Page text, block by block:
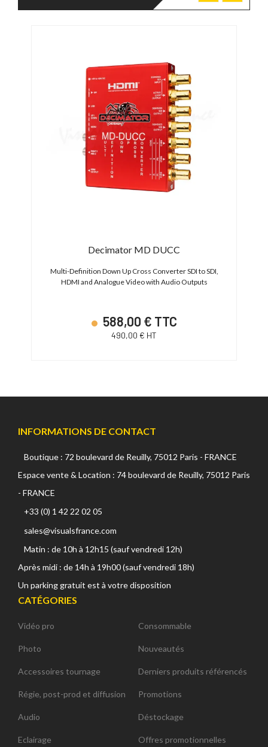
Decimator MD DUCC
Multi-Definition Down Up Cross Converter SDI to SDI,
HDMI and Analogue Video with Audio Outputs
588,00 € TTC
490,00 € HT
INFORMATIONS DE CONTACT
Boutique : 72 boulevard de Reuilly, 75012 Paris - FRANCE
Espace vente & Location : 74 boulevard de Reuilly, 75012 Paris
- FRANCE
+33 (0) 1 42 22 02 05
sales@visualsfrance.com
Matin : de 10h à 12h15 (sauf vendredi 12h)
Après midi : de 14h à 19h00 (sauf vendredi 18h)
Un parking gratuit est à votre disposition
CATÉGORIES
Vidéo pro
Photo
Accessoires tournage
Régie, post-prod et diffusion
Audio
Eclairage
Consommable
Nouveautés
Derniers produits référencés
Promotions
Déstockage
Offres promotionnelles